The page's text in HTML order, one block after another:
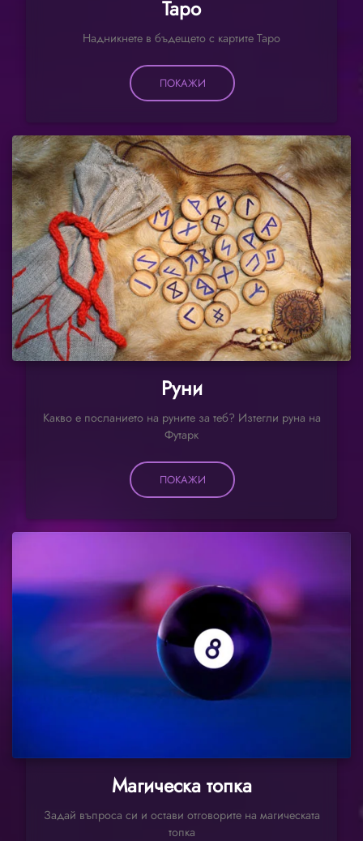
Таро
Надникнете в бъдещето с картите Таро
ПОКАЖИ
Руни
Какво е посланието на руните за теб? Изтегли руна на
Футарк
ПОКАЖИ
Магическа топка
Задай въпроса си и остави отговорите на магическата
топка